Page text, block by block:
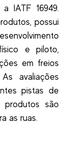
a IATF 16949.
possui
e piloto,
em freios
avaliações
pistas de
são
as ruas.